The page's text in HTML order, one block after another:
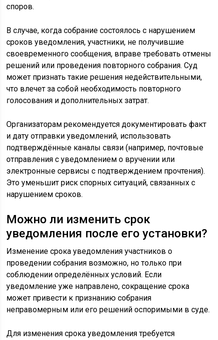
споров.
В случае, когда собрание состоялось с нарушением
сроков уведомления, участники, не получившие
своевременного сообщения, вправе требовать отмены
решений или проведения повторного собрания. Суд
может признать такие решения недействительными,
что влечет за собой необходимость повторного
голосования и дополнительных затрат.
Организаторам рекомендуется документировать факт
и дату отправки уведомлений, использовать
подтверждённые каналы связи (например, почтовые
отправления с уведомлением о вручении или
электронные сервисы с подтверждением прочтения).
Это уменьшит риск спорных ситуаций, связанных с
нарушением сроков.
Можно ли изменить срок
уведомления после его установки?
Изменение срока уведомления участников о
проведении собрания возможно, но только при
соблюдении определённых условий. Если
уведомление уже направлено, сокращение срока
может привести к признанию собрания
неправомерным или его решений оспоримыми в суде.
Для изменения срока уведомления требуется